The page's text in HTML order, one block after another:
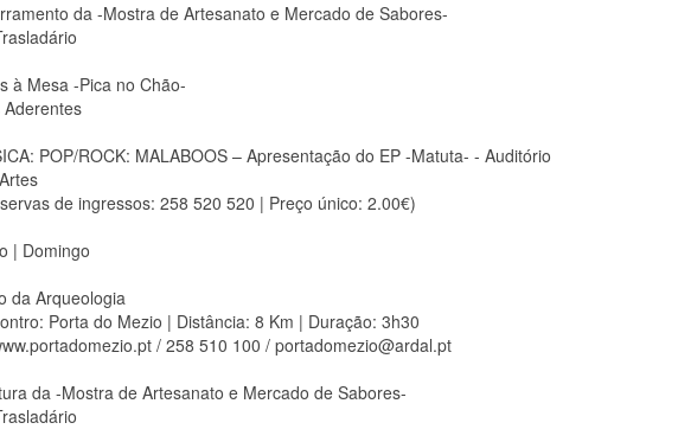
da -Mostra de Artesanato e Mercado de Sabores-
à Mesa -Pica no Chão-
POP/ROCK: MALABOOS – Apresentação do EP -Matuta- - Auditório
de ingressos: 258 520 520 | Preço único: 2.00€)
| Domingo
da Arqueologia
Porta do Mezio | Distância: 8 Km | Duração: 3h30
/ 258 510 100 / portadomezio@ardal.pt
da -Mostra de Artesanato e Mercado de Sabores-